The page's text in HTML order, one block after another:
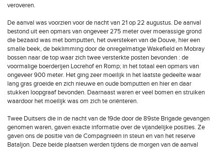
veroveren.
De aanval was voorzien voor de nacht van 21 op 22 augustus. De aanval
bestond uit een opmars van ongeveer 275 meter over moerassige grond
die bezaaid was met bomputten, het oversteken van de Douve, hier een
smalle beek, de beklimming door de onregelmatige Wakefield en Mobray
bossen naar de top waar zich twee versterkte posten bevonden : de
voormalige boerderijen Locrehof en Romp; in het totaal een opmars van
ongeveer 900 meter. Het ging zeer moeilijk in het laatste gedeelte waar
lang gras groeide en zich nieuwe en oude bomputten en hier en daar
stukken loopgraaf bevonden. Daarnaast waren er veel bomen en struiken
waardoor het moeilijk was om zich te oriënteren.
Twee Duitsers die in de nacht van de 19de door de 89ste Brigade gevangen
genomen waren, gaven exacte informatie over de vijandelijke posities. Ze
gaven ons de positie van de Compagnieën in steun en van het reserve
Bataljon. Deze beide plaatsen werden tijdens de morgen van de aanval